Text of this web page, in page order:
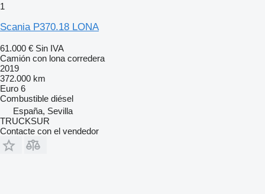
1
Scania P370.18 LONA
61.000 € Sin IVA
Camión con lona corredera
2019
372.000 km
Euro 6
Combustible diésel
España, Sevilla
TRUCKSUR
Contacte con el vendedor